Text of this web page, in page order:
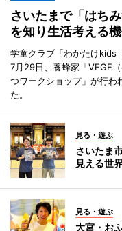
さいたまで「はち
を知り生活考える
学童クラブ「わかたけkids
7月29日、養蜂家「VEGE
つワークショップ」が行わ
た。
見る・遊ぶ
さいたま
見える世
見る・遊ぶ
大宮・お